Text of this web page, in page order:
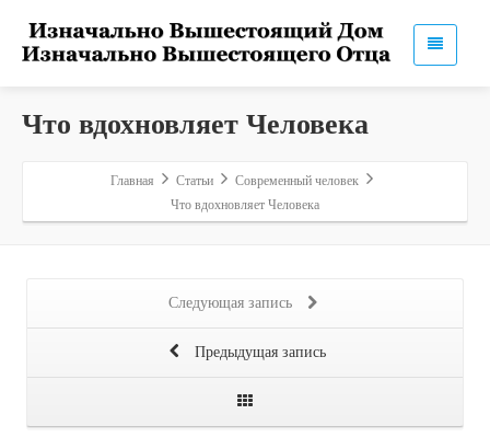
Что вдохновляет Человека
Главная Статьи
Современный человек
Что вдохновляет Человека
Следующая запись
Предыдущая запись